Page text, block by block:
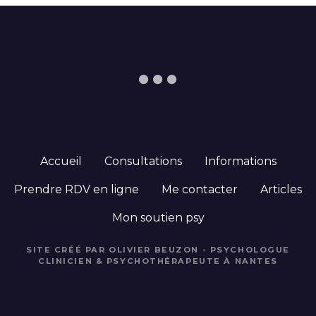
s
Accueil Consultations Informations
Prendre RDV en ligne Me contacter Articles
Mon soutien psy
SITE CRÉÉ PAR OLIVIER BEUZON - PSYCHOLOGUE
CLINICIEN & PSYCHOTHÉRAPEUTE À NANTES